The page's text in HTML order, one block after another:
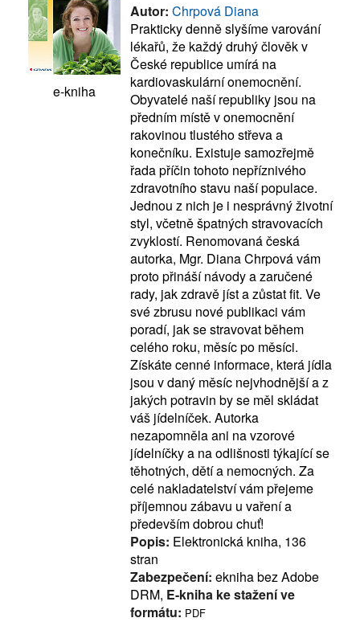
e-kniha
Autor: Chrpová Diana
Prakticky denně slyšíme varování
lékařů, že každý druhý člověk v
České republice umírá na
kardiovaskulární onemocnění.
Obyvatelé naší republiky jsou na
předním místě v onemocnění
rakovinou tlustého střeva a
konečníku. Existuje samozřejmě
řada příčin tohoto nepříznivého
zdravotního stavu naší populace.
Jednou z nich je i nesprávný životní
styl, včetně špatných stravovacích
zvyklostí. Renomovaná česká
autorka, Mgr. Diana Chrpová vám
proto přináší návody a zaručené
rady, jak zdravě jíst a zůstat fit. Ve
své zbrusu nové publikaci vám
poradí, jak se stravovat během
celého roku, měsíc po měsíci.
Získáte cenné informace, která jídla
jsou v daný měsíc nejvhodnější a z
jakých potravin by se měl skládat
váš jídelníček. Autorka
nezapomněla ani na vzorové
jídelníčky a na odlišnosti týkající se
těhotných, dětí a nemocných. Za
celé nakladatelství vám přejeme
příjemnou zábavu u vaření a
především dobrou chuť!
Popis: Elektronická kniha, 136
stran
Zabezpečení: ekniha bez Adobe
DRM, E-kniha ke stažení ve
formátu: PDF